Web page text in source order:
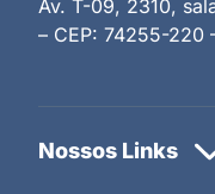
Av. T-09, 2310,
– CEP: 74255-220